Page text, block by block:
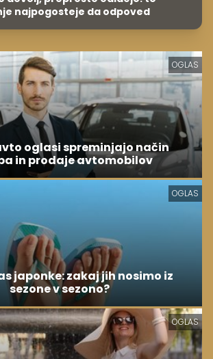
najpogosteje da odpoved
OGLAS
oglasi spreminjajo način
in prodaje avtomobilov
OGLAS
japonke: zakaj jih nosimo iz
sezone v sezono?
OGLAS